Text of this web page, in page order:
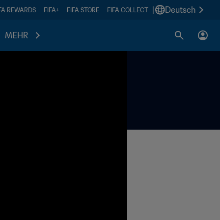
REWARDS FIFA+ FIFA STORE FIFA COLLECT Deutsch
MEHR